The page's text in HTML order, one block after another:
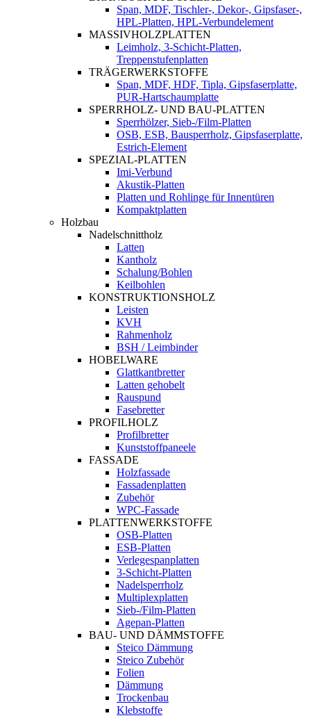
Span, MDF, Tischler-, Dekor-, Gipsfaser-,
HPL-Platten, HPL-Verbundelement
MASSIVHOLZPLATTEN
Leimholz, 3-Schicht-Platten,
Treppenstufenplatten
TRÄGERWERKSTOFFE
Span, MDF, HDF, Tipla, Gipsfaserplatte,
PUR-Hartschaumplatte
SPERRHOLZ- UND BAU-PLATTEN
Sperrhölzer, Sieb-/Film-Platten
OSB, ESB, Bausperrholz, Gipsfaserplatte,
Estrich-Element
SPEZIAL-PLATTEN
Imi-Verbund
Akustik-Platten
Platten und Rohlinge für Innentüren
Kompaktplatten
Holzbau
Nadelschnittholz
Latten
Kantholz
Schalung/Bohlen
Keilbohlen
KONSTRUKTIONSHOLZ
Leisten
KVH
Rahmenholz
BSH / Leimbinder
HOBELWARE
Glattkantbretter
Latten gehobelt
Rauspund
Fasebretter
PROFILHOLZ
Profilbretter
Kunststoffpaneele
FASSADE
Holzfassade
Fassadenplatten
Zubehör
WPC-Fassade
PLATTENWERKSTOFFE
OSB-Platten
ESB-Platten
Verlegespanplatten
3-Schicht-Platten
Nadelsperrholz
Multiplexplatten
Sieb-/Film-Platten
Agepan-Platten
BAU- UND DÄMMSTOFFE
Steico Dämmung
Steico Zubehör
Folien
Dämmung
Trockenbau
Klebstoffe